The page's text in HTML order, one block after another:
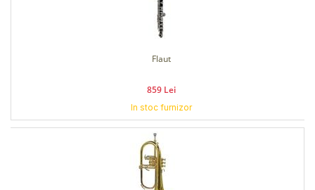
Flaut
859 Lei
In stoc furnizor